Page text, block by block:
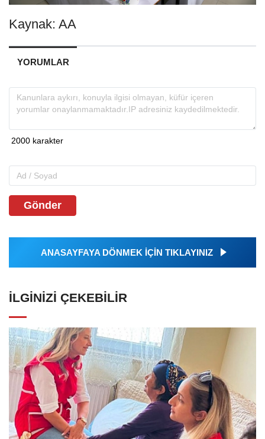
Kaynak: AA
YORUMLAR
Gönder
ANASAYFAYA DÖNMEK İÇİN TIKLAYINIZ
İLGINIZI ÇEKEBILIR